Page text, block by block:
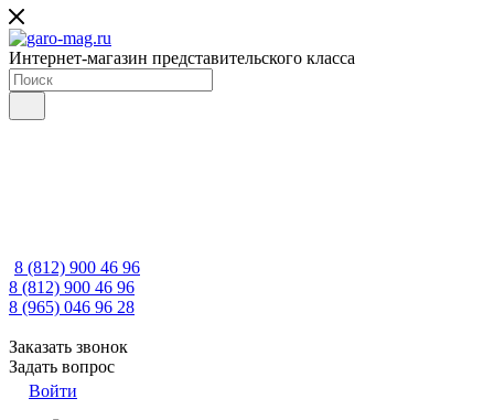
Интернет-магазин представительского класса
8 (812) 900 46 96
8 (812) 900 46 96
8 (965) 046 96 28
Заказать звонок
Задать вопрос
Войти